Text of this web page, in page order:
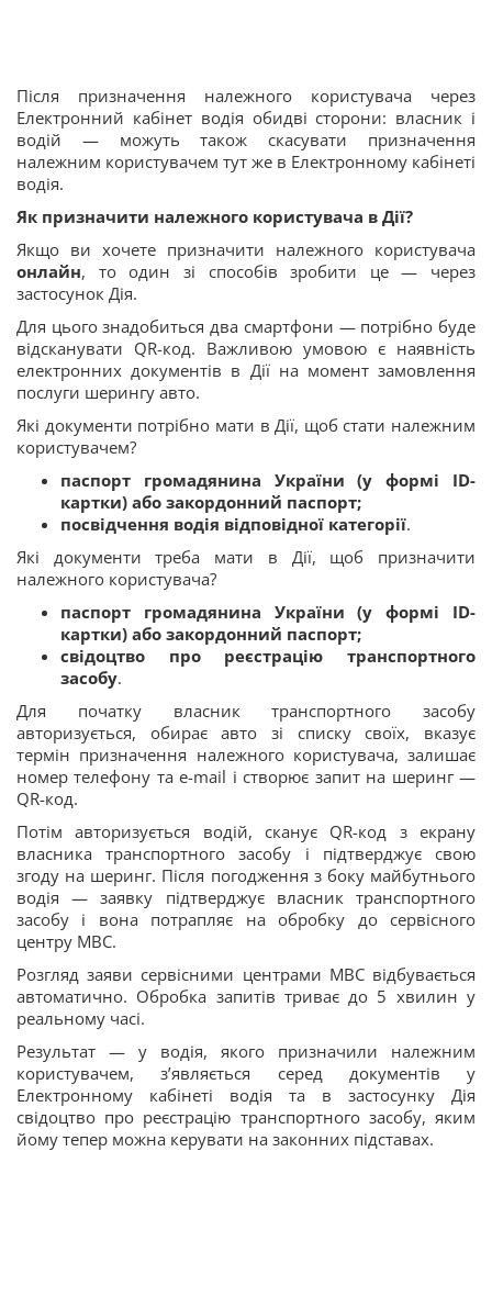
Після призначення належного користувача через
Електронний кабінет водія обидві сторони: власник і
водій — можуть також скасувати призначення
належним користувачем тут же в Електронному кабінеті
водія.
Як призначити належного користувача в Дії?
Якщо ви хочете призначити належного користувача
онлайн, то один зі способів зробити це — через
застосунок Дія.
Для цього знадобиться два смартфони — потрібно буде
відсканувати QR-код. Важливою умовою є наявність
електронних документів в Дії на момент замовлення
послуги шерингу авто.
Які документи потрібно мати в Дії, щоб стати належним
користувачем?
паспорт громадянина України (у формі ID-
картки) або закордонний паспорт;
посвідчення водія відповідної категорії.
Які документи треба мати в Дії, щоб призначити
належного користувача?
паспорт громадянина України (у формі ID-
картки) або закордонний паспорт;
свідоцтво про реєстрацію транспортного
засобу.
Для початку власник транспортного засобу
авторизується, обирає авто зі списку своїх, вказує
термін призначення належного користувача, залишає
номер телефону та e-mail і створює запит на шеринг —
QR-код.
Потім авторизується водій, сканує QR-код з екрану
власника транспортного засобу і підтверджує свою
згоду на шеринг. Після погодження з боку майбутнього
водія — заявку підтверджує власник транспортного
засобу і вона потрапляє на обробку до сервісного
центру МВС.
Розгляд заяви сервісними центрами МВС відбувається
автоматично. Обробка запитів триває до 5 хвилин у
реальному часі.
Результат — у водія, якого призначили належним
користувачем, з’являється серед документів у
Електронному кабінеті водія та в застосунку Дія
свідоцтво про реєстрацію транспортного засобу, яким
йому тепер можна керувати на законних підставах.